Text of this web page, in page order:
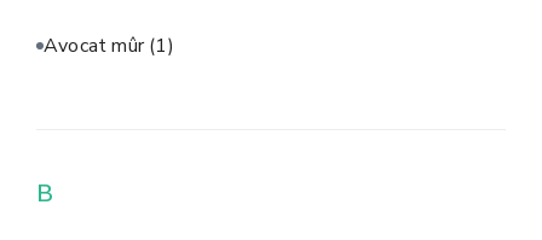
Avocat mûr(1)
B